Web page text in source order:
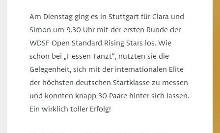
Am Dienstag ging es in Stuttgart für Clara und
Simon um 9.30 Uhr mit der ersten Runde der
WDSF Open Standard Rising Stars los. Wie
schon bei „Hessen Tanzt“, nutzten sie die
Gelegenheit, sich mit der internationalen Elite
der höchsten deutschen Startklasse zu messen
und konnten knapp 30 Paare hinter sich lassen.
Ein wirklich toller Erfolg!